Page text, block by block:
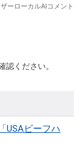
ください。
USAビーフハ